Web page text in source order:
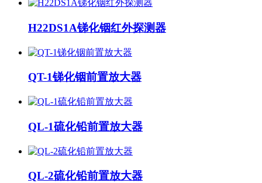
H22DS1A锑化铟红外探测器
QT-1锑化铟前置放大器
QL-1硫化铅前置放大器
QL-2硫化铅前置放大器